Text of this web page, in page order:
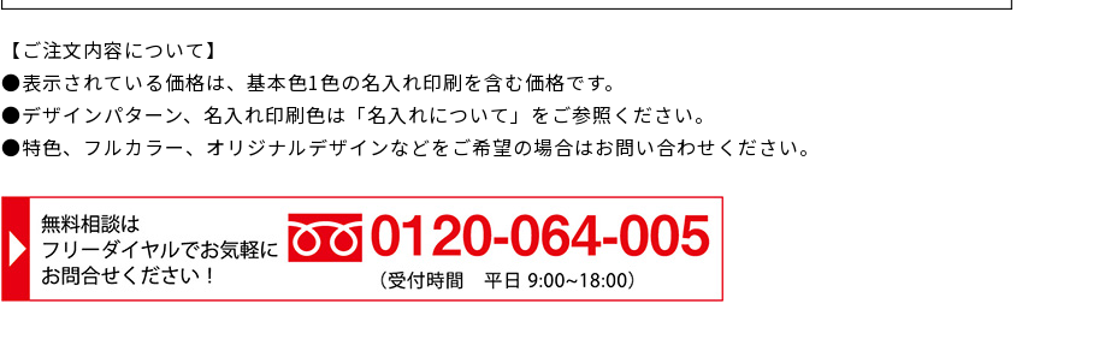
【ご注文内容について】
●表示されている価格は、基本色1色の名入れ印刷を含む価格です。
●デザインパターン、名入れ印刷色は「名入れについて」をご参照ください。
●特色、フルカラー、オリジナルデザインなどをご希望の場合はお問い合わせください。